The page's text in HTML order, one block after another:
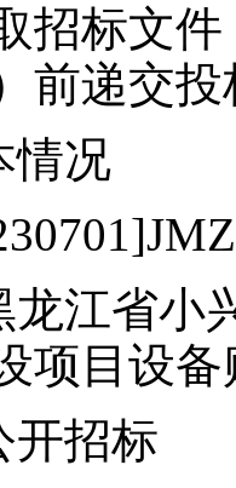
招标文件
前递交
情况
龙江省小
项目设
开招标